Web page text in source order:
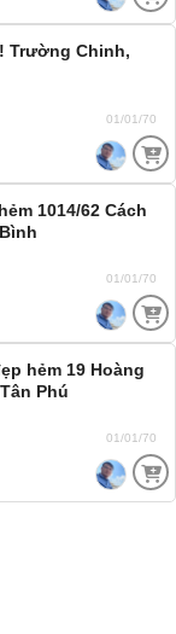
Trường Chinh,
01/01/70
1014/62 Cách
01/01/70
hẻm 19 Hoàng
Phú
01/01/70